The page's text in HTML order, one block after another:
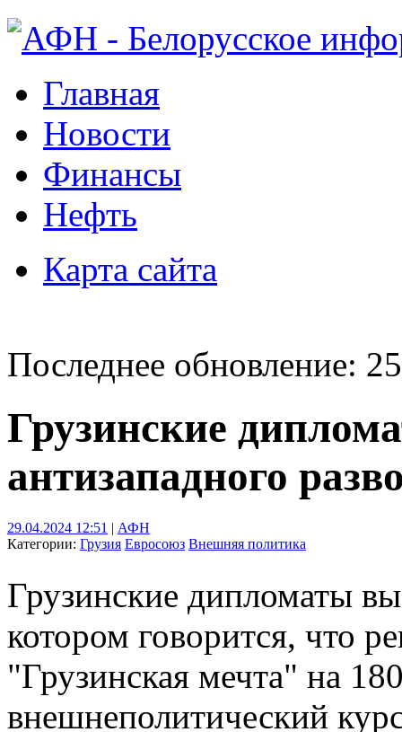
Главная
Новости
Финансы
Нефть
Карта сайта
Последнее обновление:
Грузинские
антизападного
29.04.2024 12:51 | АФН
Категории: Грузия Евросоюз Внешняя политика
Грузинские дипломаты
котором говорится, что
"Грузинская мечта" на
внешнеполитический